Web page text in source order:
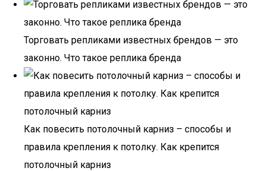
Торговать репликами известных брендов — это
законно. Что такое реплика бренда
Как повесить потолочный карниз – способы и
правила крепления к потолку. Как крепится
потолочный карниз